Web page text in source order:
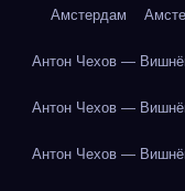
Амстердам
Антон Чехов —
Антон Чехов —
Антон Чехов —